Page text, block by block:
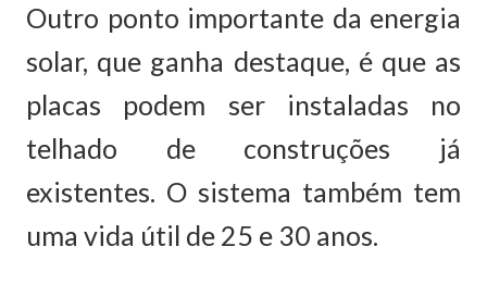
Outro ponto importante da energia
solar, que ganha destaque, é que as
placas podem ser instaladas no
telhado de construções já
existentes. O sistema também tem
uma vida útil de 25 e 30 anos.